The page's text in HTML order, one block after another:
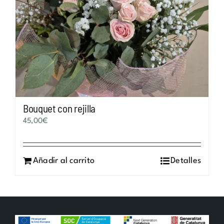
Bouquet con rejilla
45,00€
Añadir al carrito Detalles